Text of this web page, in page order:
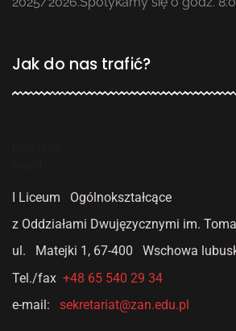
Jak do nas trafić?
I Liceum Ogólnokształcące
z Oddziałami Dwujęzycznymi im.
ul. Matejki 1, 67-400 Wschowa
Tel./fax +48 65 540 29 34
e-mail: sekretariat@zan.edu.pl